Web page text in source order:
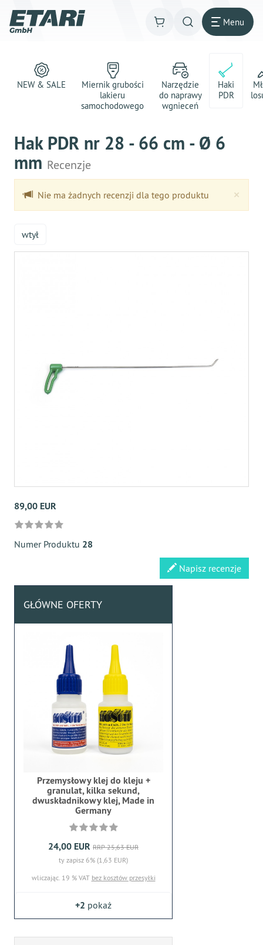
Menu
NEW & SALE
Miernik grubości
lakieru
samochodowego
Narzędzie
do naprawy
wgnieceń
Haki
PDR
Hak PDR nr 28 - 66 cm - Ø 6
mm Recenzje
×
Nie ma żadnych recenzji dla tego produktu
wtył
89,00 EUR
Numer Produktu 28
Napisz recenzje
GŁÓWNE OFERTY
Przemysłowy klej do kleju +
granulat, kilka sekund,
dwuskładnikowy klej, Made in
Germany
24,00 EUR RRP 25,63 EUR
ty zapisz 6% (1,63 EUR)
wliczając. 19 % VAT bez kosztów przesyłki
+2 pokaż